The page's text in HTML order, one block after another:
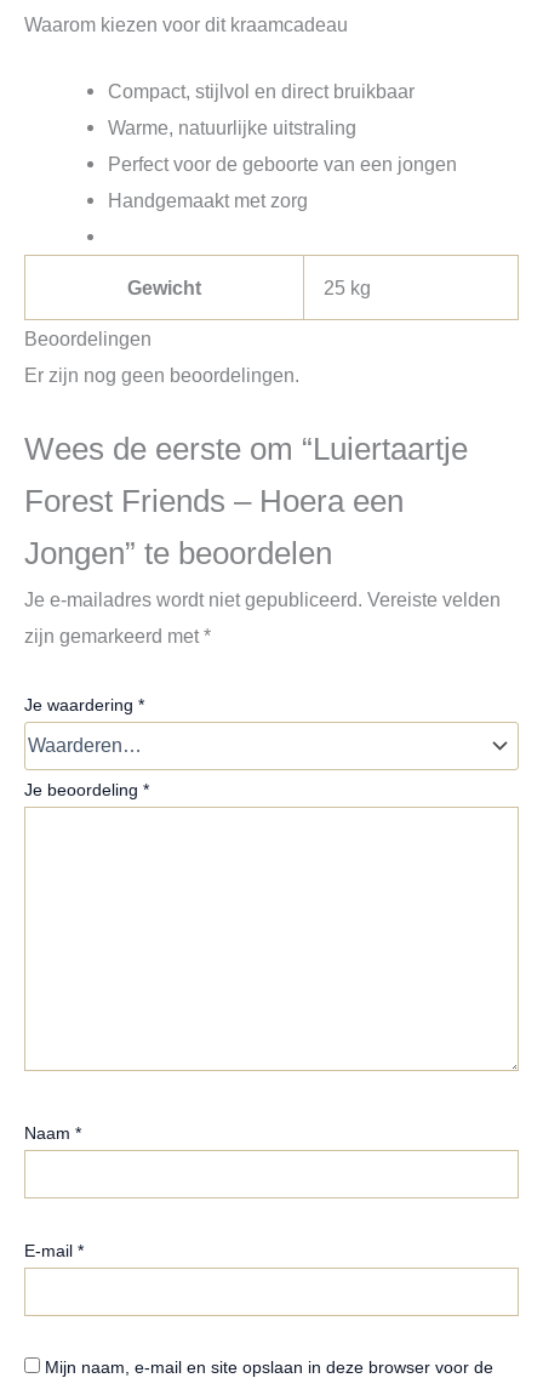
Waarom kiezen voor dit kraamcadeau
Compact, stijlvol en direct bruikbaar
Warme, natuurlijke uitstraling
Perfect voor de geboorte van een jongen
Handgemaakt met zorg
Gewicht 25 kg
Beoordelingen
Er zijn nog geen beoordelingen.
Wees de eerste om “Luiertaartje
Forest Friends – Hoera een
Jongen” te beoordelen
Je e-mailadres wordt niet gepubliceerd. Vereiste velden
zijn gemarkeerd met*
Je waardering *
Je beoordeling *
Naam *
E-mail *
Mijn naam, e-mail en site opslaan in deze browser voor de